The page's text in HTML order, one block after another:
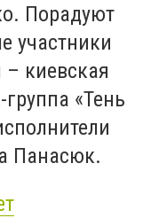
Порадуют
участники
киевская
«Тень
Панасюк.